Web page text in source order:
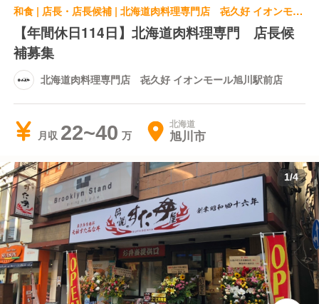
和食 | 店長・店長候補 | 北海道肉料理専門店 㐂久好 イオンモール旭川駅前店
【年間休日114日】北海道肉料理専門 店長候
補募集
北海道肉料理専門店 㐂久好 イオンモール旭川駅前店
月収 22~40 北海道
旭川市
1/4